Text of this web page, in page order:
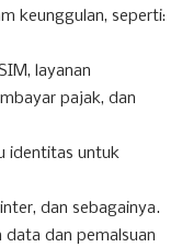
keunggulan, seperti:
layanan
pajak, dan
identitas untuk
dan sebagainya.
data dan pemalsuan